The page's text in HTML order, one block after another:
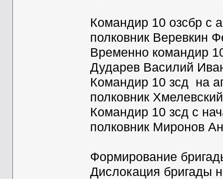
Командир 10 озсбр с
полковник Веревкин
Временно командир
Дударев Василий
Командир 10 зсд на
полковник
Командир 10 зсд с
полковник Миронов
Формирование
Дислокация бригады